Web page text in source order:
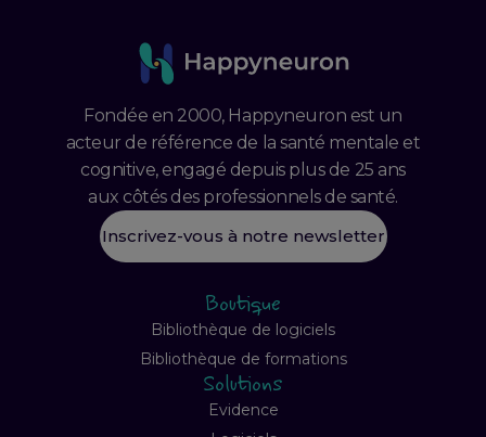
Fondée en 2000, Happyneuron est un
acteur de référence de la santé mentale et
cognitive, engagé depuis plus de 25 ans
aux côtés des professionnels de santé.
Inscrivez-vous à notre newsletter
Boutique
Bibliothèque de logiciels
Bibliothèque de formations
Solutions
Evidence